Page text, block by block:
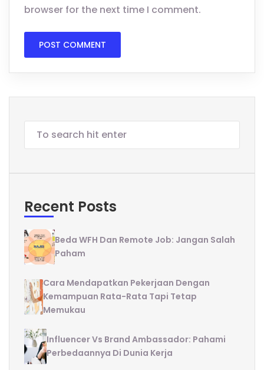
browser for the next time I comment.
Recent Posts
Beda WFH Dan Remote Job: Jangan Salah
Paham
Cara Mendapatkan Pekerjaan Dengan
Kemampuan Rata-Rata Tapi Tetap
Memukau
Influencer Vs Brand Ambassador: Pahami
Perbedaannya Di Dunia Kerja